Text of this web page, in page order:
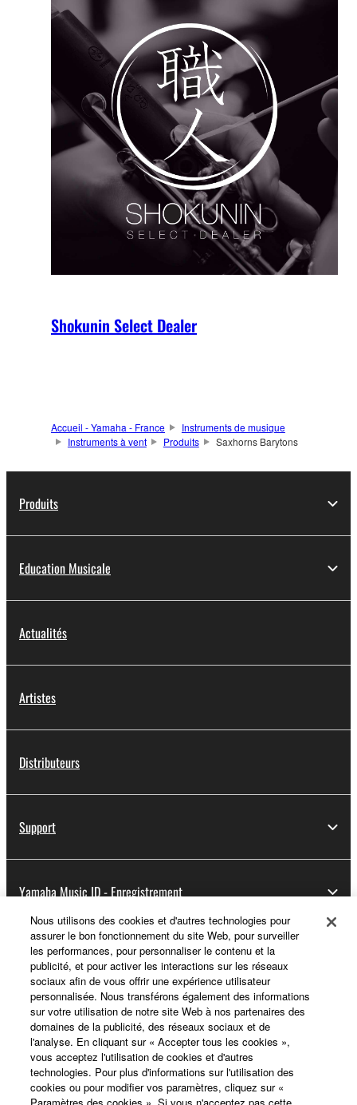
Shokunin Select Dealer
Accueil - Yamaha - France
Instruments de musique
Instruments à vent
Produits Saxhorns Barytons
Produits
Education Musicale
Actualités
Artistes
Distributeurs
Support
Yamaha Music ID - Enregistrement
A propos de Yamaha
France - French
Professionnel
Nous utilisons des cookies et d'autres technologies pour
assurer le bon fonctionnement du site Web, pour surveiller
les performances, pour personnaliser le contenu et la
publicité, et pour activer les interactions sur les réseaux
sociaux afin de vous offrir une expérience utilisateur
personnalisée. Nous transférons également des informations
sur votre utilisation de notre site Web à nos partenaires des
domaines de la publicité, des réseaux sociaux et de
l'analyse. En cliquant sur « Accepter tous les cookies »,
vous acceptez l'utilisation de cookies et d'autres
technologies. Pour plus d'informations sur l'utilisation des
cookies ou pour modifier vos paramètres, cliquez sur «